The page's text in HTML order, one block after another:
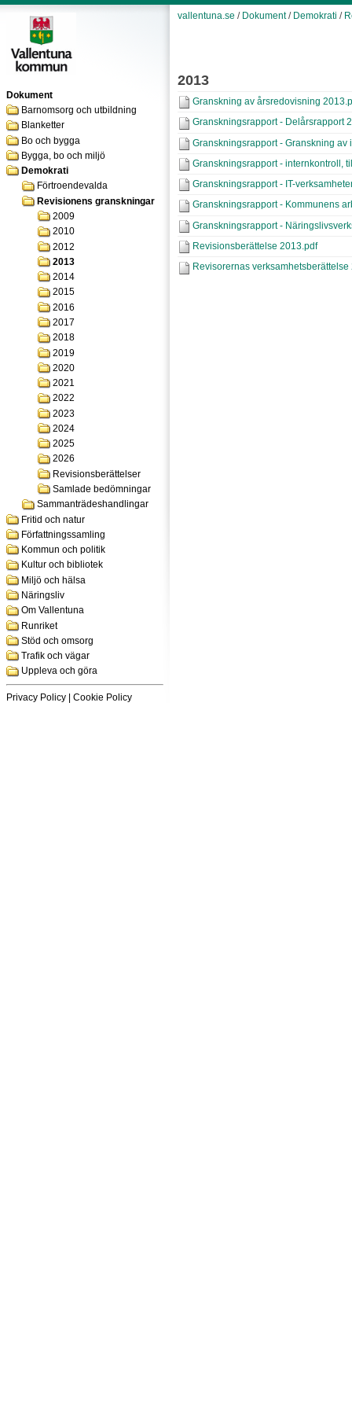
Dokument
Barnomsorg och utbildning
Blanketter
Bo och bygga
Bygga, bo och miljö
Demokrati
Förtroendevalda
Revisionens granskningar
2009
2010
2012
2013
2014
2015
2016
2017
2018
2019
2020
2021
2022
2023
2024
2025
2026
Revisionsberättelser
Samlade bedömningar
Sammanträdeshandlingar
Fritid och natur
Författningssamling
Kommun och politik
Kultur och bibliotek
Miljö och hälsa
Näringsliv
Om Vallentuna
Runriket
Stöd och omsorg
Trafik och vägar
Uppleva och göra
Privacy Policy | Cookie Policy
vallentuna.se / Dokument/ Demokrati /
2013
Granskning av årsredovisning
Granskningsrapport - Delårsrapport
Granskningsrapport - Granskning
Granskningsrapport - internkontroll,
Granskningsrapport - IT-
Granskningsrapport - Kommunens
Granskningsrapport -
Revisionsberättelse 2013.pdf
Revisorernas verksamhetsberättelse